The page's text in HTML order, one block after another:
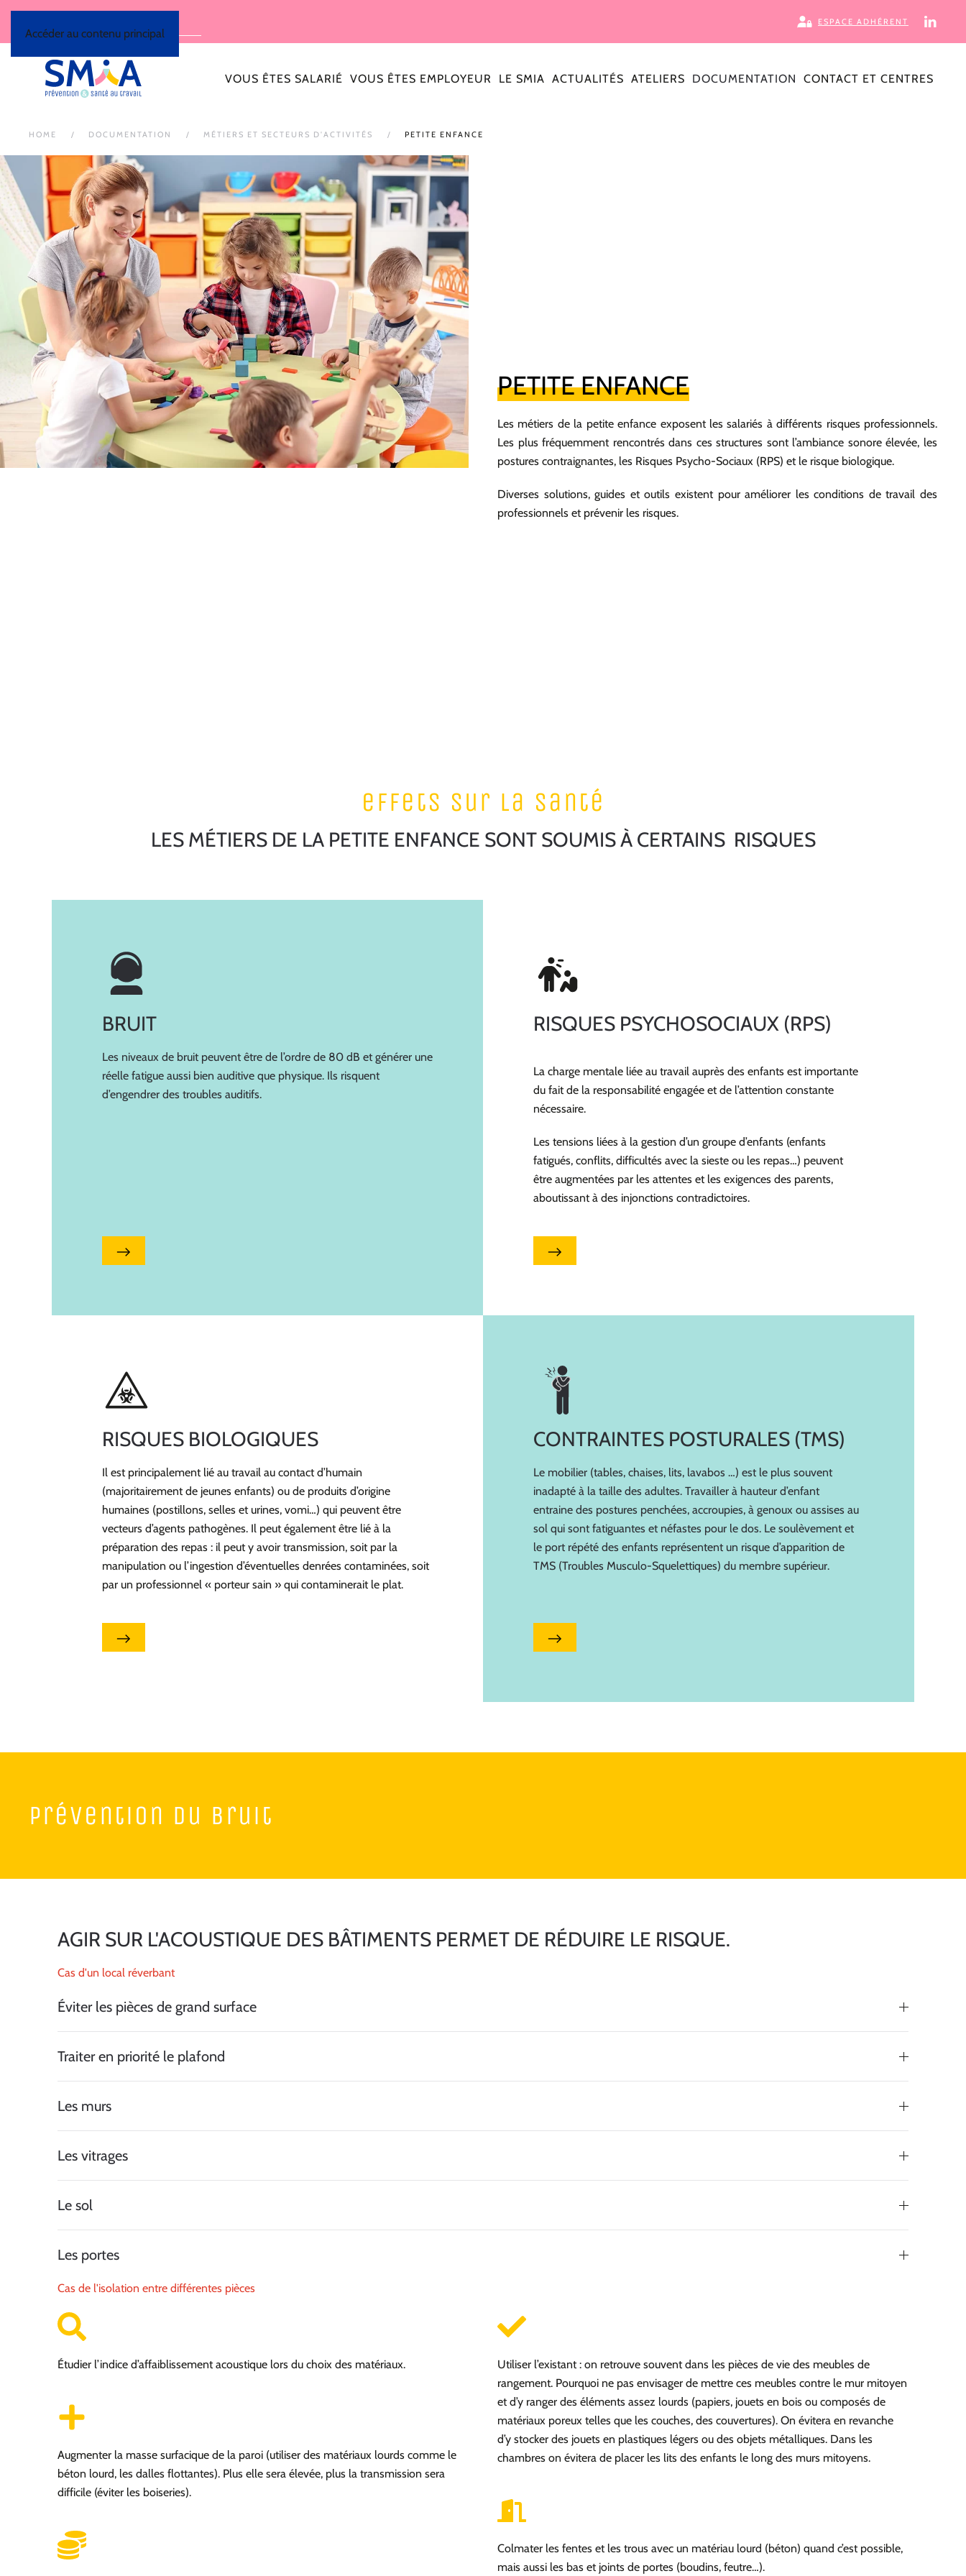
Accéder au contenu principal
ESPACE ADHÉRENT
VOUS ÊTES SALARIÉ VOUS ÊTES EMPLOYEUR LE SMIA ACTUALITÉS ATELIERS DOCUMENTATION CONTACT ET CENTRES
HOME DOCUMENTATION MÉTIERS ET SECTEURS D'ACTIVITÉS PETITE ENFANCE
PETITE ENFANCE
Les métiers de la petite enfance exposent les salariés à différents risques professionnels.
Les plus fréquemment rencontrés dans ces structures sont l’ambiance sonore élevée, les
postures contraignantes, les Risques Psycho-Sociaux (RPS) et le risque biologique.
Diverses solutions, guides et outils existent pour améliorer les conditions de travail des
professionnels et prévenir les risques.
effets sur la santé
LES MÉTIERS DE LA PETITE ENFANCE SONT SOUMIS À CERTAINS RISQUES
BRUIT
Les niveaux de bruit peuvent être de l’ordre de 80 dB et générer une
réelle fatigue aussi bien auditive que physique. Ils risquent
d’engendrer des troubles auditifs.
RISQUES PSYCHOSOCIAUX (RPS)
La charge mentale liée au travail auprès des enfants est importante
du fait de la responsabilité engagée et de l’attention constante
nécessaire.
Les tensions liées à la gestion d’un groupe d’enfants (enfants
fatigués, conflits, difficultés avec la sieste ou les repas…) peuvent
être augmentées par les attentes et les exigences des parents,
aboutissant à des injonctions contradictoires.
RISQUES BIOLOGIQUES
Il est principalement lié au travail au contact d’humain
(majoritairement de jeunes enfants) ou de produits d’origine
humaines (postillons, selles et urines, vomi…) qui peuvent être
vecteurs d’agents pathogènes. Il peut également être lié à la
préparation des repas : il peut y avoir transmission, soit par la
manipulation ou l’ingestion d’éventuelles denrées contaminées, soit
par un professionnel « porteur sain » qui contaminerait le plat.
CONTRAINTES POSTURALES (TMS)
Le mobilier (tables, chaises, lits, lavabos …) est le plus souvent
inadapté à la taille des adultes. Travailler à hauteur d’enfant
entraine des postures penchées, accroupies, à genoux ou assises au
sol qui sont fatiguantes et néfastes pour le dos. Le soulèvement et
le port répété des enfants représentent un risque d’apparition de
TMS (Troubles Musculo-Squelettiques) du membre supérieur.
prévention du bruit
AGIR SUR L'ACOUSTIQUE DES BÂTIMENTS PERMET DE RÉDUIRE LE RISQUE.
Cas d'un local réverbant
Éviter les pièces de grand surface
Traiter en priorité le plafond
Les murs
Les vitrages
Le sol
Les portes
Cas de l'isolation entre différentes pièces
Étudier l’indice d’affaiblissement acoustique lors du choix des matériaux.
Augmenter la masse surfacique de la paroi (utiliser des matériaux lourds comme le
béton lourd, les dalles flottantes). Plus elle sera élevée, plus la transmission sera
difficile (éviter les boiseries).
Utiliser l’existant : on retrouve souvent dans les pièces de vie des meubles de
rangement. Pourquoi ne pas envisager de mettre ces meubles contre le mur mitoyen
et d’y ranger des éléments assez lourds (papiers, jouets en bois ou composés de
matériaux poreux telles que les couches, des couvertures). On évitera en revanche
d’y stocker des jouets en plastiques légers ou des objets métalliques. Dans les
chambres on évitera de placer les lits des enfants le long des murs mitoyens.
Colmater les fentes et les trous avec un matériau lourd (béton) quand c’est possible,
mais aussi les bas et joints de portes (boudins, feutre…).